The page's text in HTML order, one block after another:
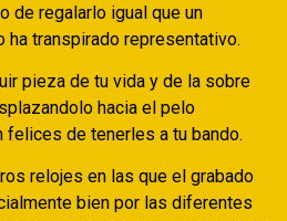
de regalarlo igual que un
transpirado representativo.
pieza de tu vida y de la sobre
hacia el pelo
de tenerles a tu bando.
relojes en las que el grabado
bien por las diferentes